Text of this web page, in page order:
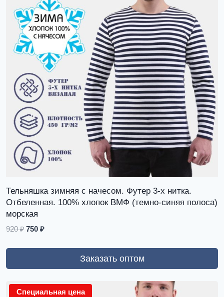
Тельняшка зимняя с начесом. Футер 3-х нитка.
Отбеленная. 100% хлопок ВМФ (темно-синяя полоса)
морская
920₽ 750 ₽
Заказать оптом
Специальная цена